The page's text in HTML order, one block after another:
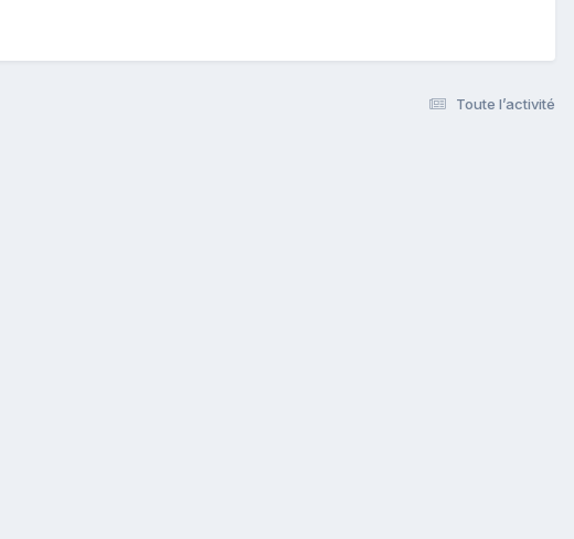
Toute l’activité